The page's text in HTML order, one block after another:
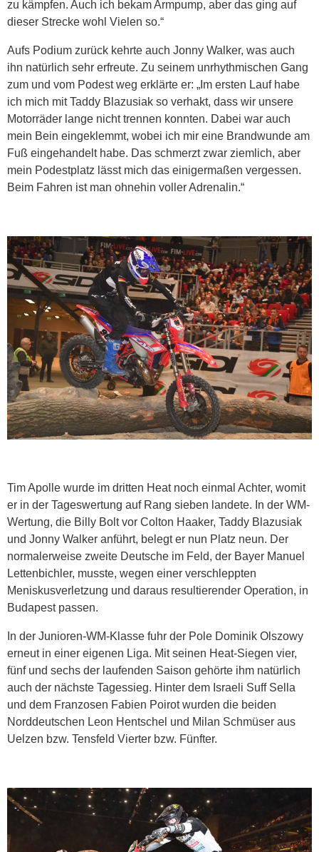
zu kämpfen. Auch ich bekam Armpump, aber das ging auf
dieser Strecke wohl Vielen so.“
Aufs Podium zurück kehrte auch Jonny Walker, was auch
ihn natürlich sehr erfreute. Zu seinem unrhythmischen Gang
zum und vom Podest weg erklärte er: „Im ersten Lauf habe
ich mich mit Taddy Blazusiak so verhakt, dass wir unsere
Motorräder lange nicht trennen konnten. Dabei war auch
mein Bein eingeklemmt, wobei ich mir eine Brandwunde am
Fuß eingehandelt habe. Das schmerzt zwar ziemlich, aber
mein Podestplatz lässt mich das einigermaßen vergessen.
Beim Fahren ist man ohnehin voller Adrenalin.“
Tim Apolle wurde im dritten Heat noch einmal Achter, womit
er in der Tageswertung auf Rang sieben landete. In der WM-
Wertung, die Billy Bolt vor Colton Haaker, Taddy Blazusiak
und Jonny Walker anführt, belegt er nun Platz neun. Der
normalerweise zweite Deutsche im Feld, der Bayer Manuel
Lettenbichler, musste, wegen einer verschleppten
Meniskusverletzung und daraus resultierender Operation, in
Budapest passen.
In der Junioren-WM-Klasse fuhr der Pole Dominik Olszowy
erneut in einer eigenen Liga. Mit seinen Heat-Siegen vier,
fünf und sechs der laufenden Saison gehörte ihm natürlich
auch der nächste Tagessieg. Hinter dem Israeli Suff Sella
und dem Franzosen Fabien Poirot wurden die beiden
Norddeutschen Leon Hentschel und Milan Schmüser aus
Uelzen bzw. Tensfeld Vierter bzw. Fünfter.